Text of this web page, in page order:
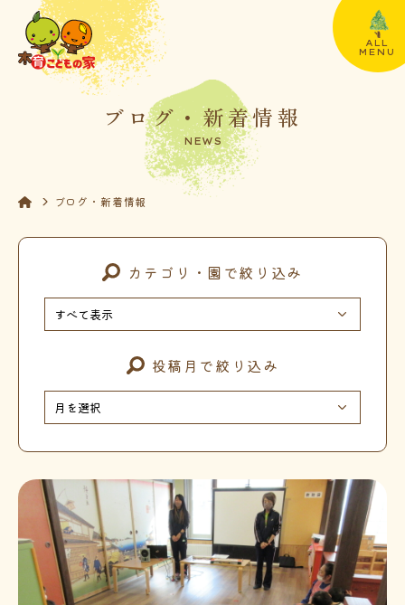
ALL
MENU
ブログ・新着情報
NEWS
ブログ・新着情報
カテゴリ・園で絞り込み
投稿月で絞り込み